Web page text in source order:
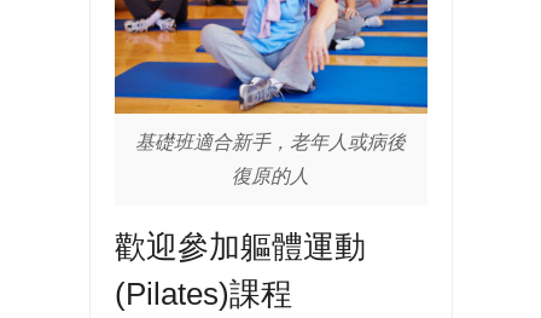
基礎班適合新手，老年人或病後
復原的人
歡迎參加軀體運動
(Pilates)課程